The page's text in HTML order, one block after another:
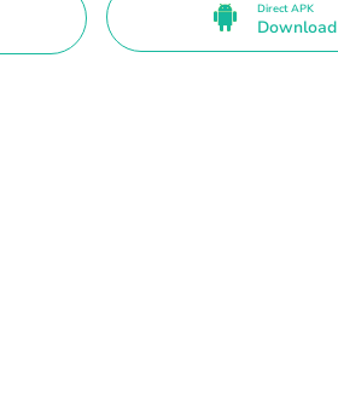
Direct APK
Download